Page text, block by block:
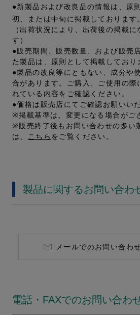
●新製品および改良品の情報は、原
初、または中旬に掲載しております
（出荷状況により、出荷後の掲載
す）
●販売期間、販売数量、および販売
た製品は、原則として掲載しており
●製品の改良等にともない、成分や
合があります。ご購入、ご使用の際
れている内容をご確認ください。
●価格は販売店にてご確認お願いい
※掲載基準は、変更になる場合がご
※販売終了後もお問い合わせの多い
は、
こちら をご覧ください。
製品に関するお問い合わ
メールでのお問い合わ
電話・FAXでのお問い合わ